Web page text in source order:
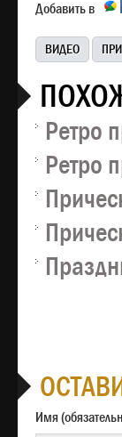
Добавить в
ВИДЕО
Ретро
Ретро
Имя